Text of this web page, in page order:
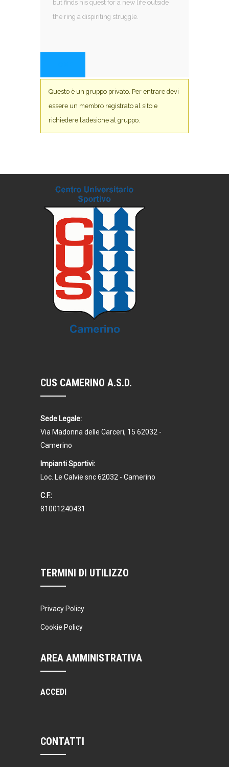
but finds his quest for a new life outside
the ring a dispiriting struggle.
Questo è un gruppo privato. Per entrare devi
essere un membro registrato al sito e
richiedere l’adesione al gruppo.
CUS CAMERINO A.S.D.
Sede Legale:
Via Madonna delle Carceri, 15 62032 -
Camerino
Impianti Sportivi:
Loc. Le Calvie snc 62032 - Camerino
C.F.:
81001240431
TERMINI DI UTILIZZO
Privacy Policy
Cookie Policy
AREA AMMINISTRATIVA
ACCEDI
CONTATTI